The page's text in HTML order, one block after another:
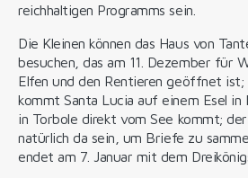
reichhaltigen Programms sein.
Die Kleinen können das Haus von
besuchen, das am 11. Dezember für
Elfen und den Rentieren geöffnet ist;
kommt Santa Lucia auf einem Esel in
in Torbole direkt vom See kommt;
natürlich da sein, um Briefe zu
endet am 7. Januar mit dem